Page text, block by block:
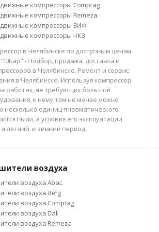
компрессоры Comprag
компрессоры Remeza
компрессоры ЗИФ
компрессоры ЧКЗ
в Челябинске по доступным ценам.
- Подбор, продажа, доставка и
в Челябинске. Ремонт и сервис
в Челябинске. Используя компрессор
работах, не требующих большой
к нему тем не менее можно
единиц пневматического
пыли, а условия его эксплуатации
летний, и зимний период.
воздуха
воздуха Abac
воздуха Berg
воздуха Comprag
воздуха Dali
воздуха Remeza